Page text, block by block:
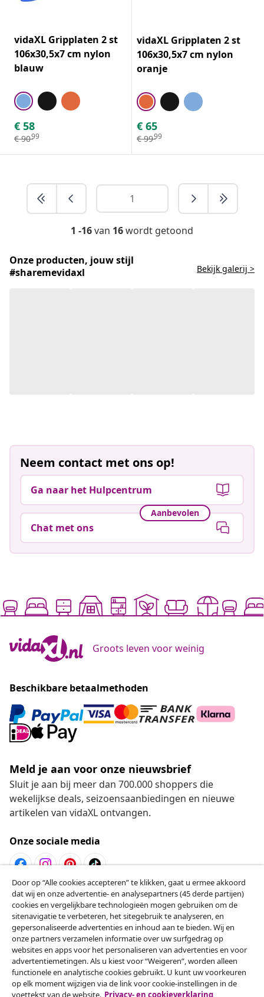
vidaXL Gripplaten 2 st
106x30,5x7 cm nylon
blauw
€ 58
€ 9099
vidaXL Gripplaten 2 st
106x30,5x7 cm nylon
oranje
€ 65
€ 9999
1 -16van 16wordt getoond
Onze producten, jouw stijl
#sharemevidaxl
Bekijk galerij >
Neem contact met ons op!
Ga naar het Hulpcentrum
Aanbevolen
Chat met ons
Groots leven voor weinig
Beschikbare betaalmethoden
Meld je aan voor onze nieuwsbrief
Sluit je aan bij meer dan 700.000 shoppers die
wekelijkse deals, seizoensaanbiedingen en nieuwe
artikelen van vidaXL ontvangen.
Onze sociale media
Herroeping van de overeenkomst
Een annulering voor je bestelling indienen
Herroeping van de overeenkomst
Door op “Alle cookies accepteren” te klikken, gaat u ermee akkoord
dat wij en onze advertentie- en analysepartners (45 derde partijen)
cookies en vergelijkbare technologieën mogen gebruiken om de
sitenavigatie te verbeteren, het sitegebruik te analyseren, en
gepersonaliseerde advertenties en inhoud aan te bieden. Wij en
onze partners verzamelen informatie over uw surfgedrag op
websites en apps voor het personaliseren van advertenties en voor
advertentiemetingen. Als u kiest voor “Weigeren”, worden alleen
functionele en analytische cookies gebruikt. U kunt uw voorkeuren
op elk moment wijzigen via de link voor cookie-instellingen in de
voettekst van de website. Privacy- en cookieverklaring